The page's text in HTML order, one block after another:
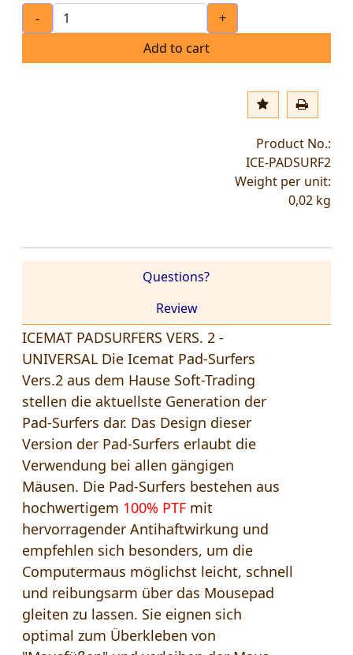
-
+
Add to cart
Product No.:
ICE-PADSURF2
Weight per unit:
0,02 kg
ICEMAT PADSURFERS VERS. 2 -
UNIVERSAL Die Icemat Pad-Surfers
Vers.2 aus dem Hause Soft-Trading
stellen die aktuellste Generation der
Pad-Surfers dar. Das Design dieser
Version der Pad-Surfers erlaubt die
Verwendung bei allen gängigen
Mäusen. Die Pad-Surfers bestehen aus
hochwertigem 100% PTF mit
hervorragender Antihaftwirkung und
empfehlen sich besonders, um die
Computermaus möglichst leicht, schnell
und reibungsarm über das Mousepad
gleiten zu lassen. Sie eignen sich
optimal zum Überkleben von
Questions?
Review